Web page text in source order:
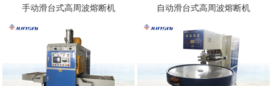
手动滑台式高周波熔断机 自动滑台式高周波熔断机